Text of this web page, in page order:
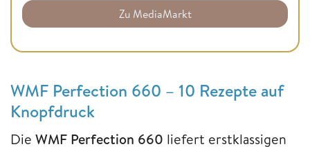
Zu MediaMarkt
WMF Perfection 660 – 10 Rezepte auf
Knopfdruck
Die WMF Perfection 660 liefert erstklassigen